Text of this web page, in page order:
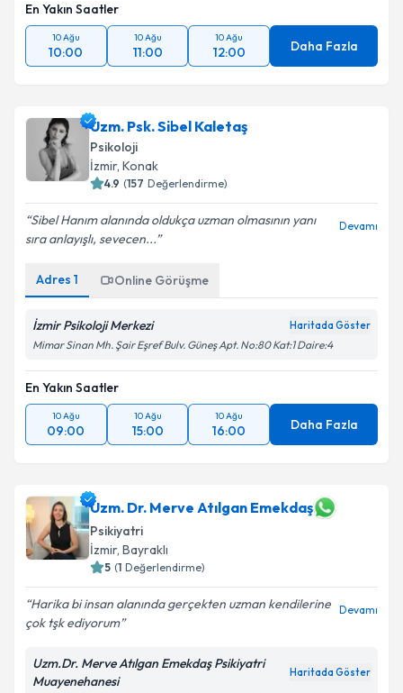
En Yakın Saatler
10 Ağu
10:00
10 Ağu
11:00
10 Ağu
12:00 Daha Fazla
Uzm. Psk. Sibel Kaletaş
Psikoloji
İzmir, Konak
4.9 (157 Değerlendirme)
Sibel Hanım alanında oldukça uzman olmasının yanı
sıra anlayışlı, sevecen...
Devamı
Adres 1 Online Görüşme
İzmir Psikoloji Merkezi Haritada Göster
Mimar Sinan Mh. Şair Eşref Bulv. Güneş Apt. No:80 Kat:1 Daire:4
En Yakın Saatler
10 Ağu
09:00
10 Ağu
15:00
10 Ağu
16:00 Daha Fazla
Uzm. Dr. Merve Atılgan Emekdaş
Psikiyatri
İzmir, Bayraklı
5 (1 Değerlendirme)
Harika bi insan alanında gerçekten uzman kendilerine
çok tşk ediyorum
Devamı
Uzm.Dr. Merve Atılgan Emekdaş Psikiyatri
Muayenehanesi
Haritada Göster